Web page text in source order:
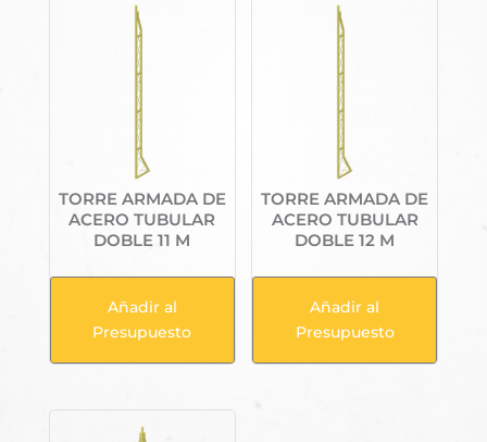
TORRE ARMADA DE
ACERO TUBULAR
DOBLE 11 M
Añadir al
Presupuesto
TORRE ARMADA DE
ACERO TUBULAR
DOBLE 12 M
Añadir al
Presupuesto